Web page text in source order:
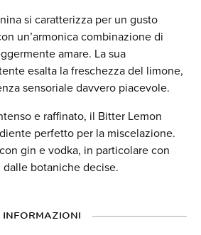
si caratterizza per un gusto
un’armonica combinazione di
amare. La sua
esalta la freschezza del limone,
sensoriale davvero piacevole.
e raffinato, il Bitter Lemon
perfetto per la miscelazione.
gin e vodka, in particolare con
botaniche decise.
INFORMAZIONI